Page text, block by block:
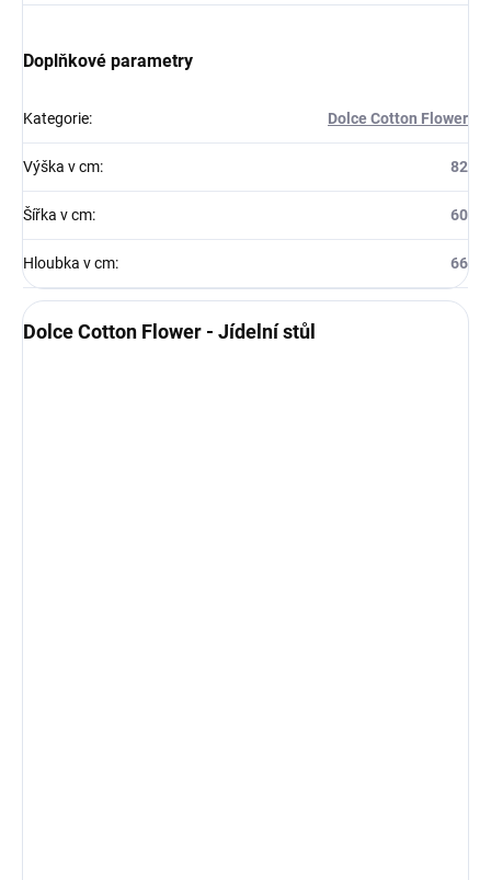
Doplňkové parametry
Kategorie: Dolce Cotton Flower
Výška v cm: 82
Šířka v cm: 60
Hloubka v cm: 66
Dolce Cotton Flower - Jídelní stůl